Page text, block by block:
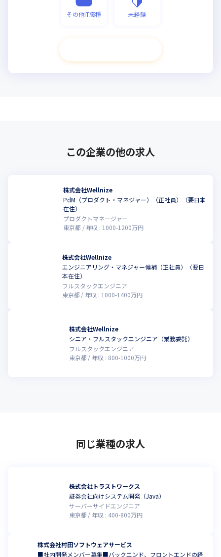
その他IT職種 未経験
この企業の他の求人
株式会社Wellnize
PdM（プロダクト・マネジャー）（正社員）（要日本
在住）
プロダクトマネージャー
東京都
年収 : 1000-1200万円
株式会社Wellnize
エンジニアリング・マネジャー候補（正社員）（要日
本在住）
フルスタックエンジニア
東京都
年収 : 1000-1400万円
株式会社Wellnize
シニア・フルスタックエンジニア（業務委託）
フルスタックエンジニア
東京都
年収 : 800-1000万円
同じ業種の求人
株式会社トラストワークス
証券会社向けシステム開発（Java）
サーバーサイドエンジニア
東京都
年収 : 400-800万円
株式会社村田ソフトウェアサービス
■社内開発メンバー募集■バックエンド、フロントエンドの経